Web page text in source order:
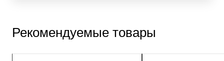
Рекомендуемые товары